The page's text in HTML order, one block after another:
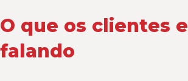
O que os clientes
falando